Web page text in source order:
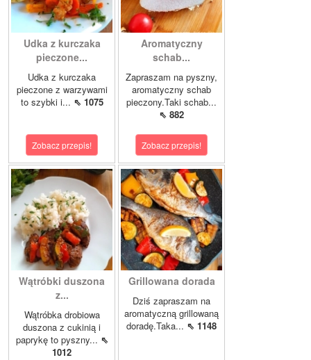
Udka z kurczaka
pieczone...
Udka z kurczaka
pieczone z warzywami
to szybki i... ⇖ 1075
Zobacz przepis!
Aromatyczny
schab...
Zapraszam na pyszny,
aromatyczny schab
pieczony.Taki schab...
⇖ 882
Zobacz przepis!
Wątróbki duszona
z...
Wątróbka drobiowa
duszona z cukinią i
paprykę to pyszny... ⇖
1012
Grillowana dorada
Dziś zapraszam na
aromatyczną grillowaną
doradę.Taka... ⇖ 1148